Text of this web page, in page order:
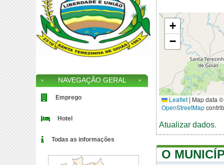
+
−
Leaflet | Map data ©
OpenStreetMap
Atualizar dados.
O
NAVEGAÇÃO GERAL
Emprego
Hotel
Todas as informações